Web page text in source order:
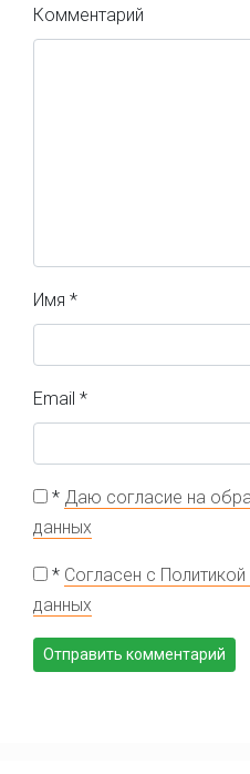
Комментарий
Имя *
Email *
* Даю согласие на
данных
* Согласен с
данных